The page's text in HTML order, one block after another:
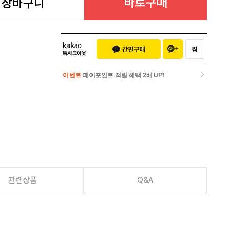
이벤트 페이포인트 적립 혜택 2배 UP!
관련상품 Q&A